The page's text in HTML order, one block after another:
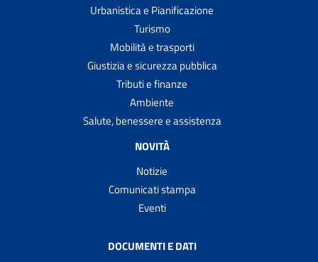
Urbanistica e Pianificazione
Turismo
Mobilità e trasporti
Giustizia e sicurezza pubblica
Tributi e finanze
Ambiente
Salute, benessere e assistenza
NOVITÀ
Notizie
Comunicati stampa
Eventi
DOCUMENTI E DATI